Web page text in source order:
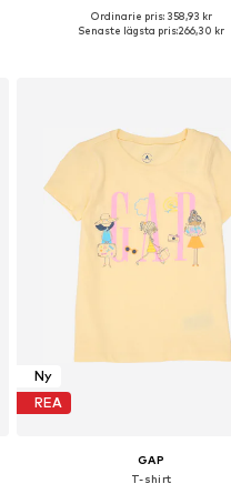
+1
Ordinarie pris: 358,93 kr
Senaste lägsta pris:266,30 kr
Ny
REA
GAP
T-shirt